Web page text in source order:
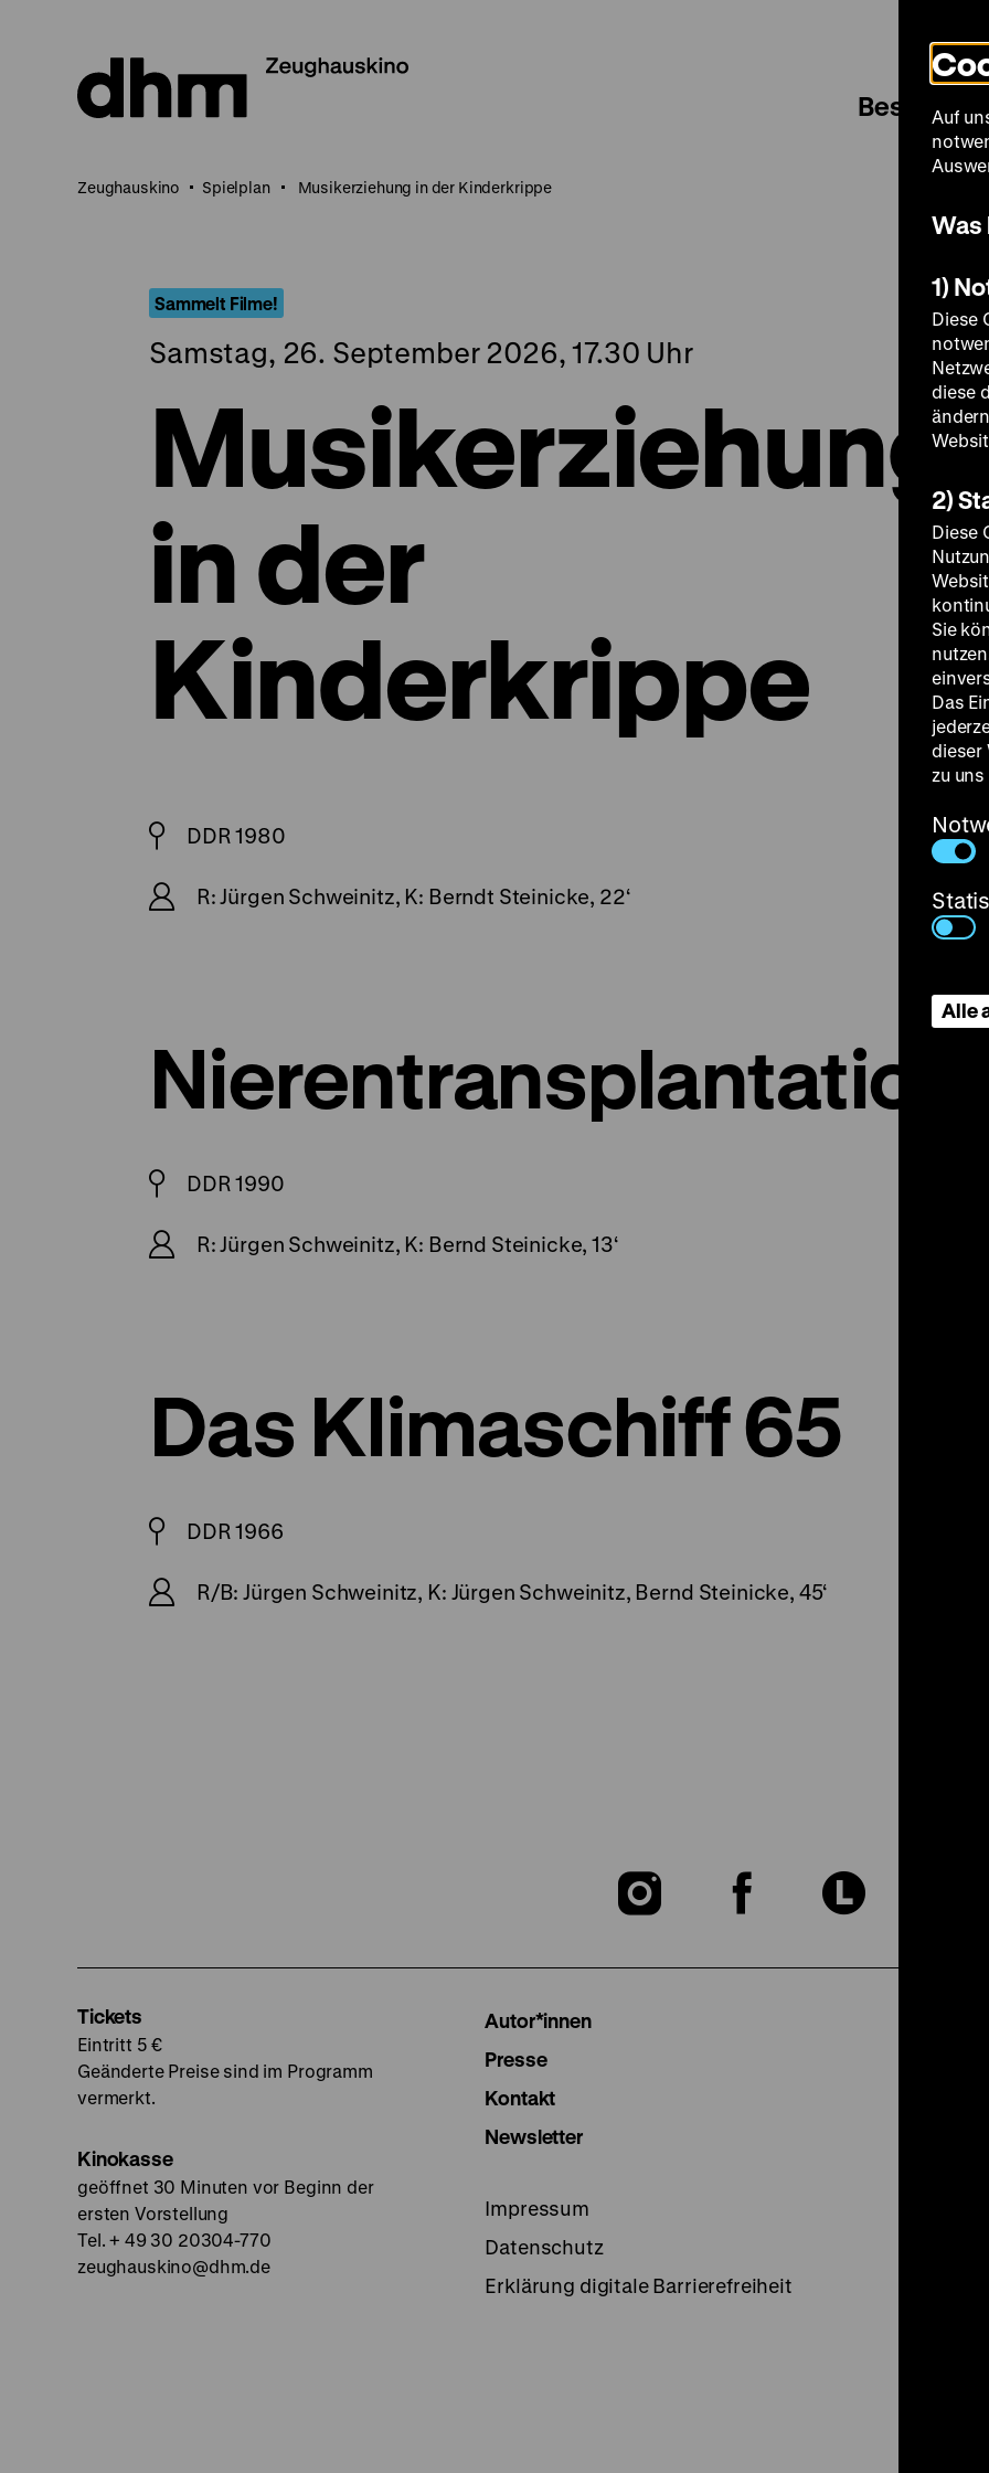
Seiteninhalt
springen
Besuch
Zeughauskino Spielplan Musikerziehung in der Kinderkrippe
Sammelt Filme!
Samstag, 26. September 2026, 17.30 Uhr
Musikerziehung
in der
Kinderkrippe
DDR 1980
R: Jürgen Schweinitz, K: Berndt Steinicke, 22‘
Nierentransplantation
DDR 1990
R: Jürgen Schweinitz, K: Bernd Steinicke, 13‘
Das Klimaschiff 65
DDR 1966
R/B: Jürgen Schweinitz, K: Jürgen Schweinitz, Bernd Steinicke, 45‘
Zu
Zu
Zu
Tickets
Eintritt 5 €
Geänderte Preise sind im Programm
vermerkt.
Kinokasse
geöffnet 30 Minuten vor Beginn der
ersten Vorstellung
Tel. + 49 30 20304-770
zeughauskino@dhm.de
Autor*innen
Presse
Kontakt
Newsletter
Impressum
Datenschutz
Erklärung digitale Barrierefreiheit
Auf
Was
1)
Diese
diese
2)
Diese
Sie
Das
dieser
zu uns
Alle